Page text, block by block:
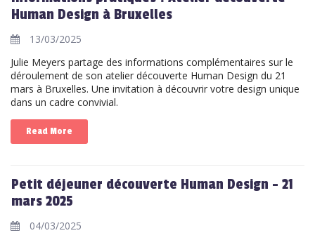
Human Design à Bruxelles
13/03/2025
Julie Meyers partage des informations complémentaires sur le
déroulement de son atelier découverte Human Design du 21
mars à Bruxelles. Une invitation à découvrir votre design unique
dans un cadre convivial.
Read More
Petit déjeuner découverte Human Design - 21
mars 2025
04/03/2025